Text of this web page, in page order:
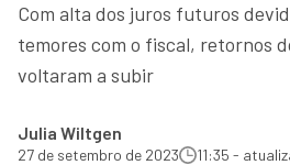
Com alta dos juros futuros
temores com o fiscal, retornos
voltaram a subir
Julia Wiltgen
27 de setembro de 2023 11:35 -